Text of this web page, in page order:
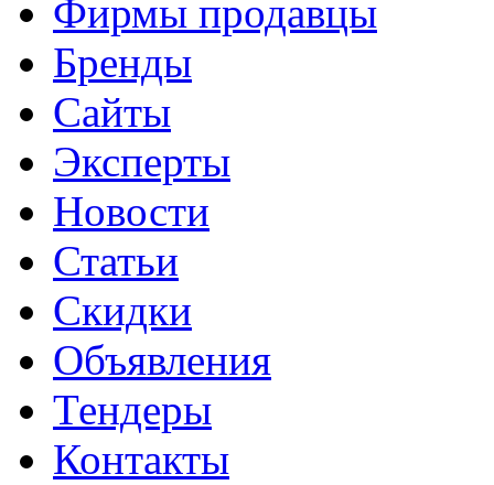
Фирмы продавцы
Бренды
Сайты
Эксперты
Новости
Статьи
Скидки
Объявления
Тендеры
Контакты